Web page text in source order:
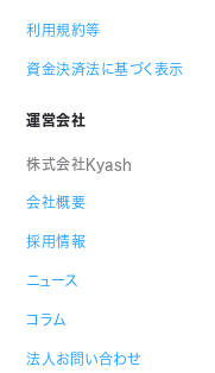
利用規約等
資金決済法に基づく表示
運営会社
株式会社Kyash
会社概要
採用情報
ニュース
コラム
法人お問い合わせ